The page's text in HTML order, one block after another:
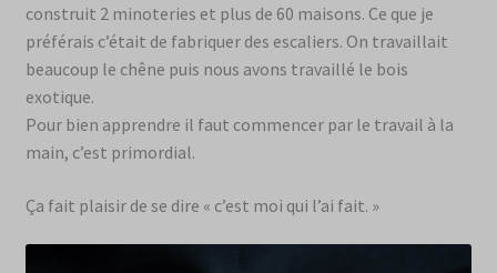
construit 2 minoteries et plus de 60 maisons. Ce que je
préférais c’était de fabriquer des escaliers. On travaillait
beaucoup le chêne puis nous avons travaillé le bois
exotique.
Pour bien apprendre il faut commencer par le travail à la
main, c’est primordial.
Ça fait plaisir de se dire « c’est moi qui l’ai fait. »